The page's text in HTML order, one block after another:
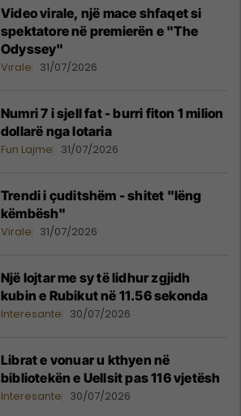
Video virale, një mace shfaqet si
spektatore në premierën e "The
Odyssey"
Virale 31/07/2026
Numri 7 i sjell fat - burri fiton 1 milion
dollarë nga lotaria
Fun Lajme 31/07/2026
Trendi i çuditshëm - shitet "lëng
këmbësh"
Virale 31/07/2026
Një lojtar me sy të lidhur zgjidh
kubin e Rubikut në 11.56 sekonda
Interesante 30/07/2026
Librat e vonuar u kthyen në
bibliotekën e Uellsit pas 116 vjetësh
Interesante 30/07/2026